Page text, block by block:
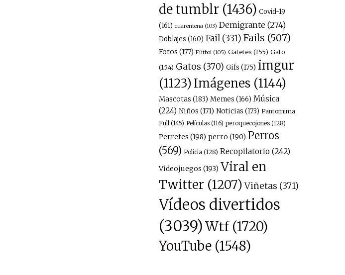
de tumblr(1436) Covid-19
(161) cuarentena(103) Demigrante(274)
Doblajes (160) Fail(331) Fails (507)
Fotos (177) Fútbol(105) Gatetes (155) Gato
(154) Gatos (370) Gifs (175) imgur
(1123) Imágenes(1144)
Mascotas (183) Memes (166) Música
(224) Niños (171) Noticias (173) Pantomima
Full(145) Películas(116) peroquecojones(128)
Perretes (198) perro (190) Perros
(569) Policia(128) Recopilatorio (242)
Videojuegos (193) Viral en
Twitter (1207) Viñetas (371)
Vídeos divertidos
(3039)Wtf(1720)
YouTube(1548)